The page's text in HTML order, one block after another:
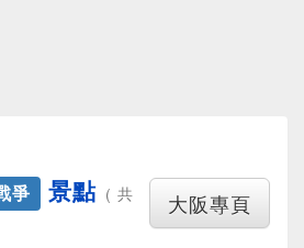
大阪專頁
爭 景點 ( 共